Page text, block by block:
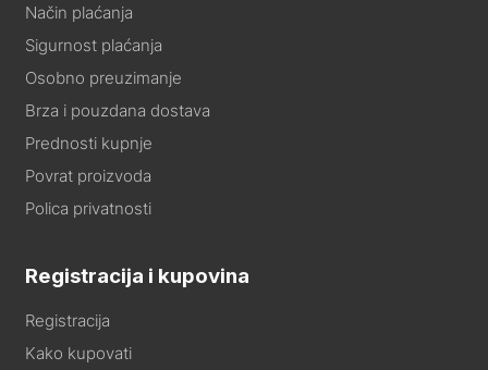
Način plaćanja
Sigurnost plaćanja
Osobno preuzimanje
Brza i pouzdana dostava
Prednosti kupnje
Povrat proizvoda
Polica privatnosti
Registracija i kupovina
Registracija
Kako kupovati